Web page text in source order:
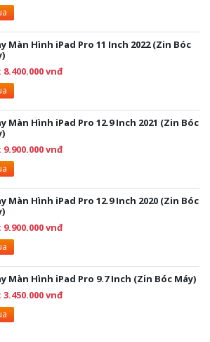
Màn Hình iPad Pro 11 Inch 2022 (Zin Bóc
8.400.000 vnđ
Màn Hình iPad Pro 12.9 Inch 2021 (Zin Bóc
9.900.000 vnđ
Màn Hình iPad Pro 12.9 Inch 2020 (Zin Bóc
9.900.000 vnđ
Màn Hình iPad Pro 9.7 Inch (Zin Bóc Máy)
3.450.000 vnđ